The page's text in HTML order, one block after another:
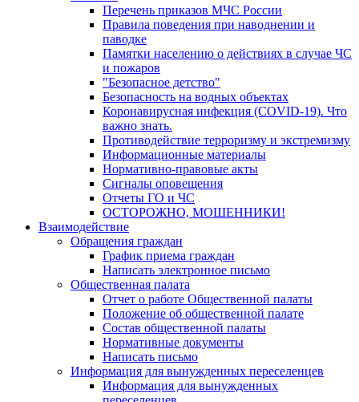
Перечень приказов МЧС России
Правила поведения при наводнении и
паводке
Памятки населению о действиях в случае ЧС
и пожаров
"Безопасное детство"
Безопасность на водных объектах
Коронавирусная инфекция (COVID-19). Что
важно знать.
Противодействие терроризму и экстремизму
Информационные материалы
Нормативно-правовые акты
Сигналы оповещения
Отчеты ГО и ЧС
ОСТОРОЖНО, МОШЕННИКИ!
Взаимодействие
Обращения граждан
График приема граждан
Написать электронное письмо
Общественная палата
Отчет о работе Общественной палаты
Положение об общественной палате
Состав общественной палаты
Нормативные документы
Написать письмо
Информация для вынужденных переселенцев
Информация для вынужденных